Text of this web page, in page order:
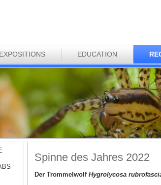
EXPOSITIONS EDUCATION
Spinne des Jahres 2022
Der Trommelwolf Hygrolycosa